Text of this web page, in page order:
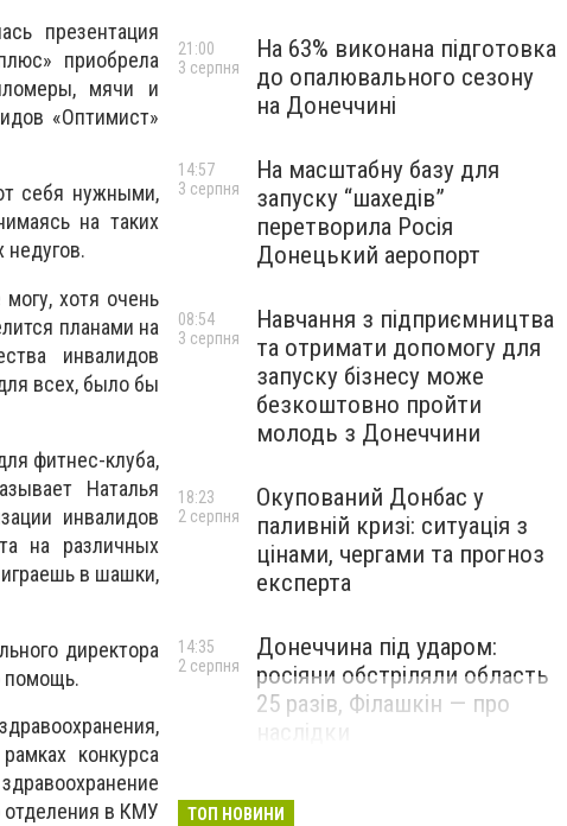
презентация
приобрела
мячи и
«Оптимист»
себя нужными,
на таких
недугов.
хотя очень
планами на
инвалидов
всех, было бы
фитнес-клуба,
Наталья
инвалидов
на различных
в шашки,
директора
помощь.
конкурса
отделения в КМУ
На 63% виконана підготовка
до опалювального сезону
на Донеччині
21:00
3 серпня
На масштабну базу для
запуску “шахедів”
перетворила Росія
Донецький аеропорт
14:57
3 серпня
Навчання з підприємництва
та отримати допомогу для
запуску бізнесу може
безкоштовно пройти
молодь з Донеччини
08:54
3 серпня
Окупований Донбас у
паливній кризі: ситуація з
цінами, чергами та прогноз
експерта
18:23
2 серпня
Донеччина під ударом:
росіяни обстріляли область
25 разів, Філашкін — про
14:35
2 серпня
ТОП НОВИНИ